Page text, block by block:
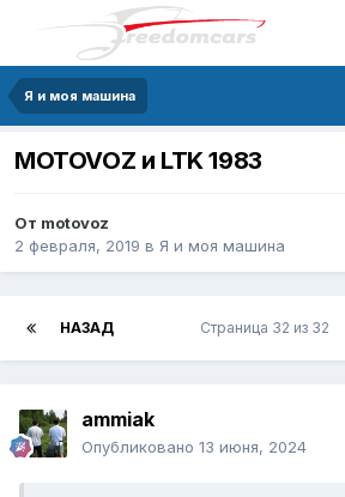
Я и моя машина
MOTOVOZ и LTK 1983
От motovoz
2 февраля, 2019 в Я и моя машина
НАЗАД Страница 32 из 32
ammiak
Опубликовано 13 июня, 2024